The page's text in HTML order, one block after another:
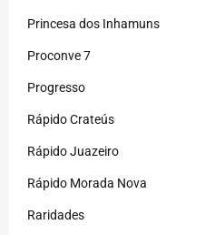
Princesa dos Inhamuns
Proconve 7
Progresso
Rápido Crateús
Rápido Juazeiro
Rápido Morada Nova
Raridades